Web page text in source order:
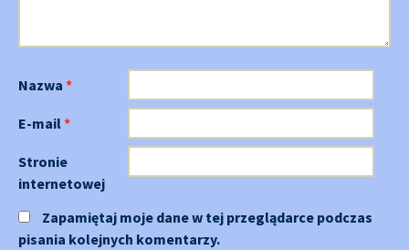
Nazwa *
E-mail*
Stronie
internetowej
Zapamiętaj moje dane w tej przeglądarce podczas
pisania kolejnych komentarzy.